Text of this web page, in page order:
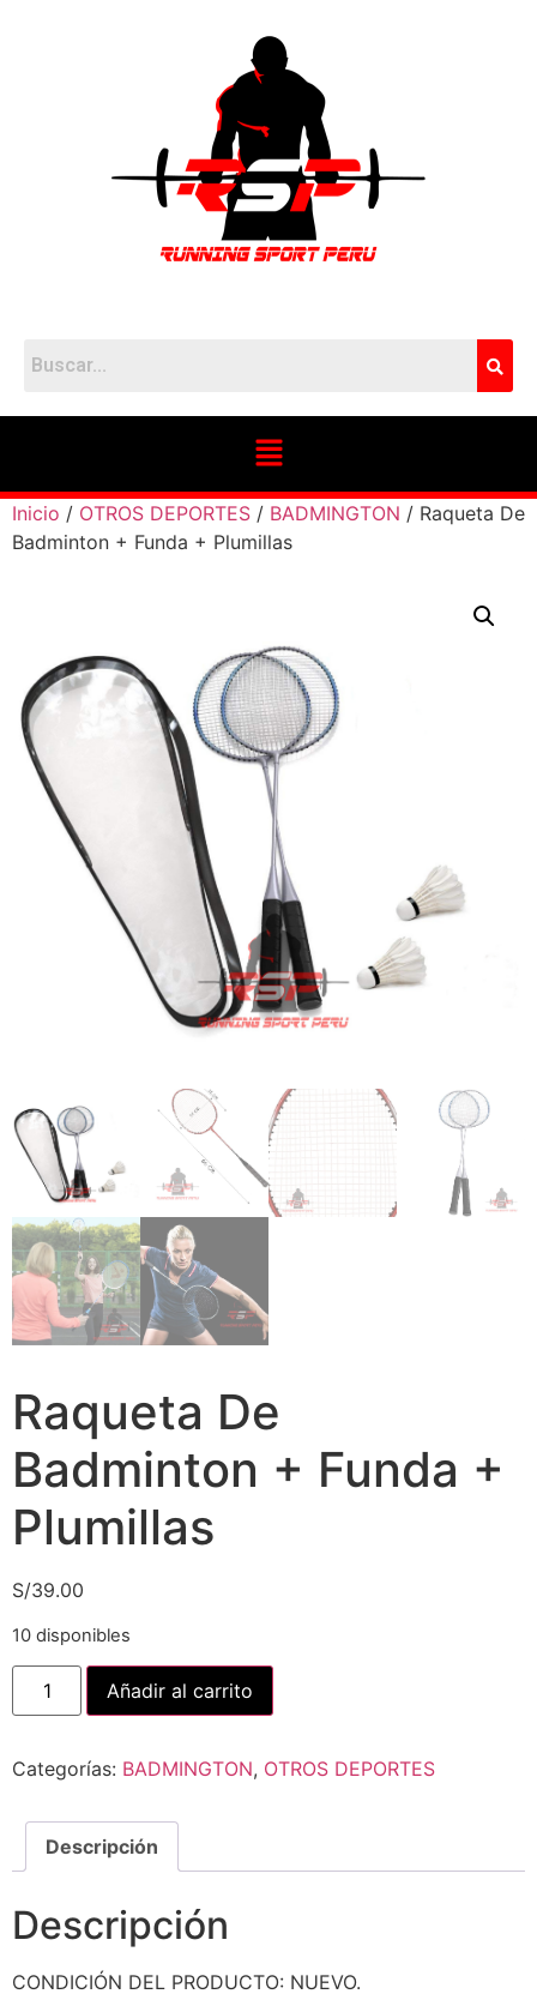
Inicio / OTROS DEPORTES / BADMINGTON / Raqueta De
Badminton + Funda + Plumillas
Raqueta De
Badminton + Funda +
Plumillas
S/39.00
10 disponibles
Añadir al carrito
Categorías: BADMINGTON, OTROS DEPORTES
Descripción
Descripción
CONDICIÓN DEL PRODUCTO: NUEVO.